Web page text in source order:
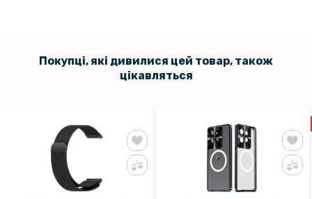
Покупці, які дивилися цей товар, також
цікавляться